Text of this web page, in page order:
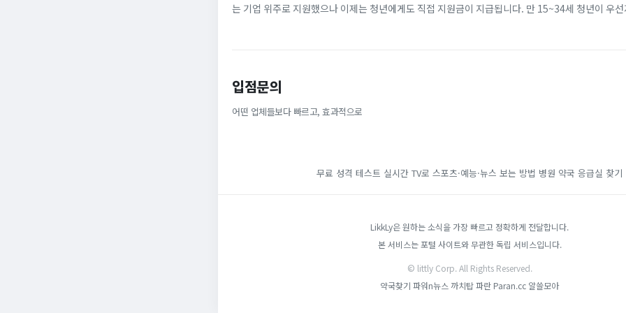
는 기업 위주로 지원했으나 이제는 청년에게도 직접 지원금이 지급됩니다. 만 15~34세 청년이 우
입점문의
어떤 업체들보다 빠르고, 효과적으로
무료 성격 테스트 실시간 TV로 스포츠·예능·뉴스 보는 방법 병원 약국 응급실 찾기
LikkLy은 원하는 소식을 가장 빠르고 정확하게 전달합니다.
본 서비스는 포털 사이트와 무관한 독립 서비스입니다.
© littly Corp. All Rights Reserved.
약국찾기 파워n뉴스 까치탑파란 Paran.cc 알쓸모아